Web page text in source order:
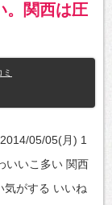
。関西は圧
05/05(月) 1
いいこ多い 関西
気がする いいね